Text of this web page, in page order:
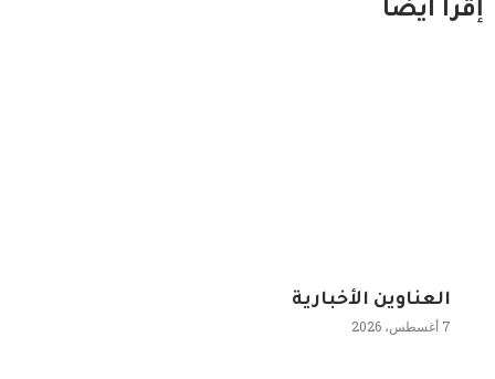
إقرا ايضاً
العناوين الأخبارية
7 أغسطس، 2026